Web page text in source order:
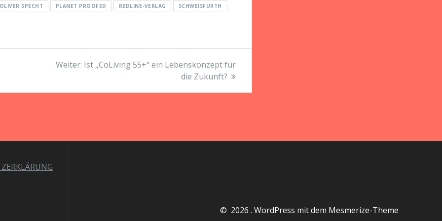
OLIVER SPECHT PLANET PROOFED REDLINE-VERLAG
SCHWEISFURTH
Weiter: Nächster
Ist „CoLiving 55+“ ein Lebenskonzept für
die Zukunft?
© 2026 . WordPress mit dem Mesmerize-Theme